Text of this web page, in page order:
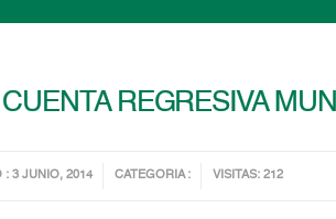
REGRESIVA
: 3 JUNIO, 2014 CATEGORIA : VISITAS: 212